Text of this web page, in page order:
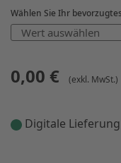
Wählen Sie Ihr
0,00 € (exkl. MwSt.)
Digitale Lieferung